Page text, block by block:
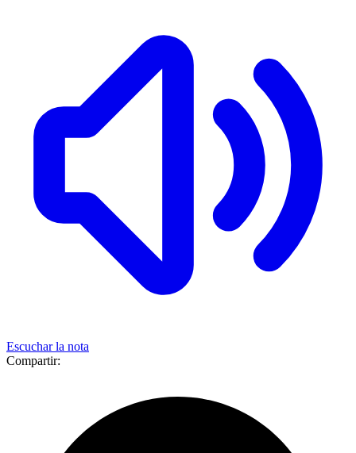
Escuchar la nota
Compartir: